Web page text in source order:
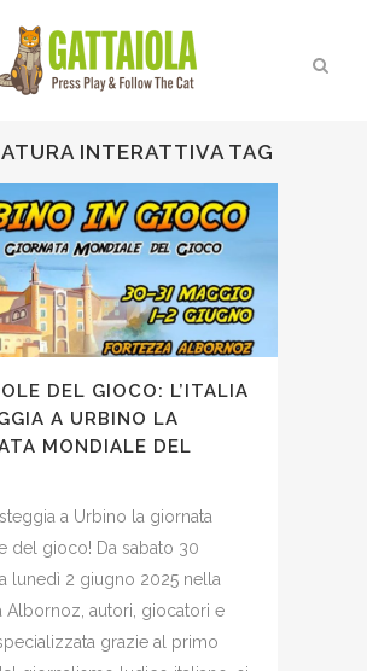
INTERATTIVA TAG
DEL GIOCO: L’ITALIA
A URBINO LA
MONDIALE DEL
a Urbino la giornata
del gioco! Da sabato 30
lunedì 2 giugno 2025 nella
Albornoz, autori, giocatori e
grazie al primo